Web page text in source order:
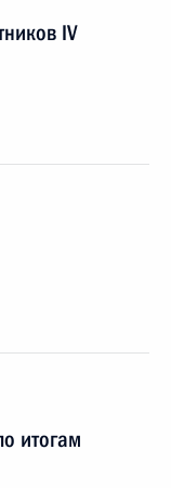
IV
итогам